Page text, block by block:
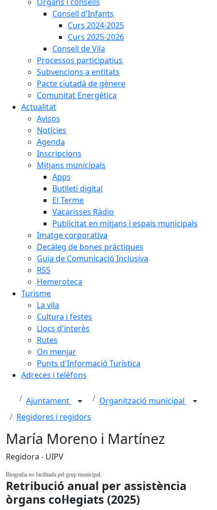
Consell d'Infants
Curs 2024-2025
Curs 2025-2026
Consell de Vila
Processos participatius
Subvencions a entitats
Pacte ciutadà de gènere
Comunitat Energètica
Actualitat
Avisos
Notícies
Agenda
Inscripcions
Mitjans municipals
Apps
Butlletí digital
El Terme
Vacarisses Ràdio
Publicitat en mitjans i espais municipals
Imatge corporativa
Decàleg de bones pràctiques
Guia de Comunicació Inclusiva
RSS
Hemeroteca
Turisme
La vila
Cultura i festes
Llocs d'interès
Rutes
On menjar
Punts d'Informació Turística
Adreces i telèfons
Ajuntament
Organització municipal
Regidores i regidors
María Moreno i Martínez
Regidora - UIPV
Biografia no facilitada pel grup municipal.
Retribució anual per assistència
òrgans col·legiats (2025)